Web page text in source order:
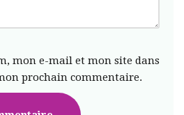
mon e-mail et mon site dans
prochain commentaire.